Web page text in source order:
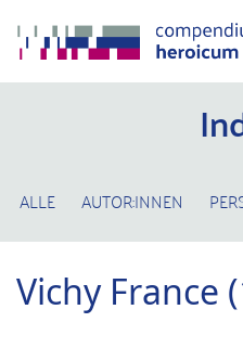
ALLE AUTOR:INNEN
Vichy France